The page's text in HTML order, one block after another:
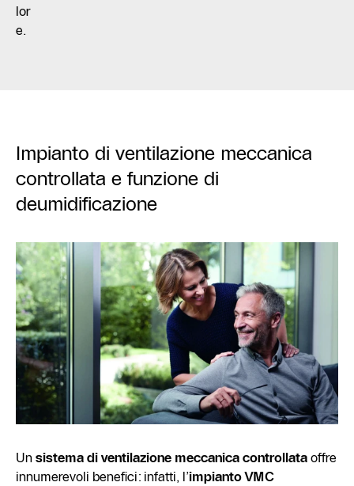
lor
e.
Impianto di ventilazione meccanica
controllata e funzione di
deumidificazione
Unsistema di ventilazione meccanica controllata offre
innumerevoli benefici: infatti, l’impianto VMC